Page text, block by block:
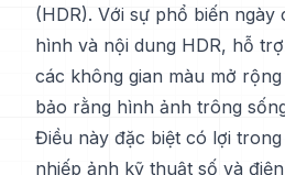
(HDR). Với sự phổ biến ngày
hình và nội dung HDR, hỗ
các không gian màu mở rộng
bảo rằng hình ảnh trông
Điều này đặc biệt có lợi
nhiếp ảnh kỹ thuật số và